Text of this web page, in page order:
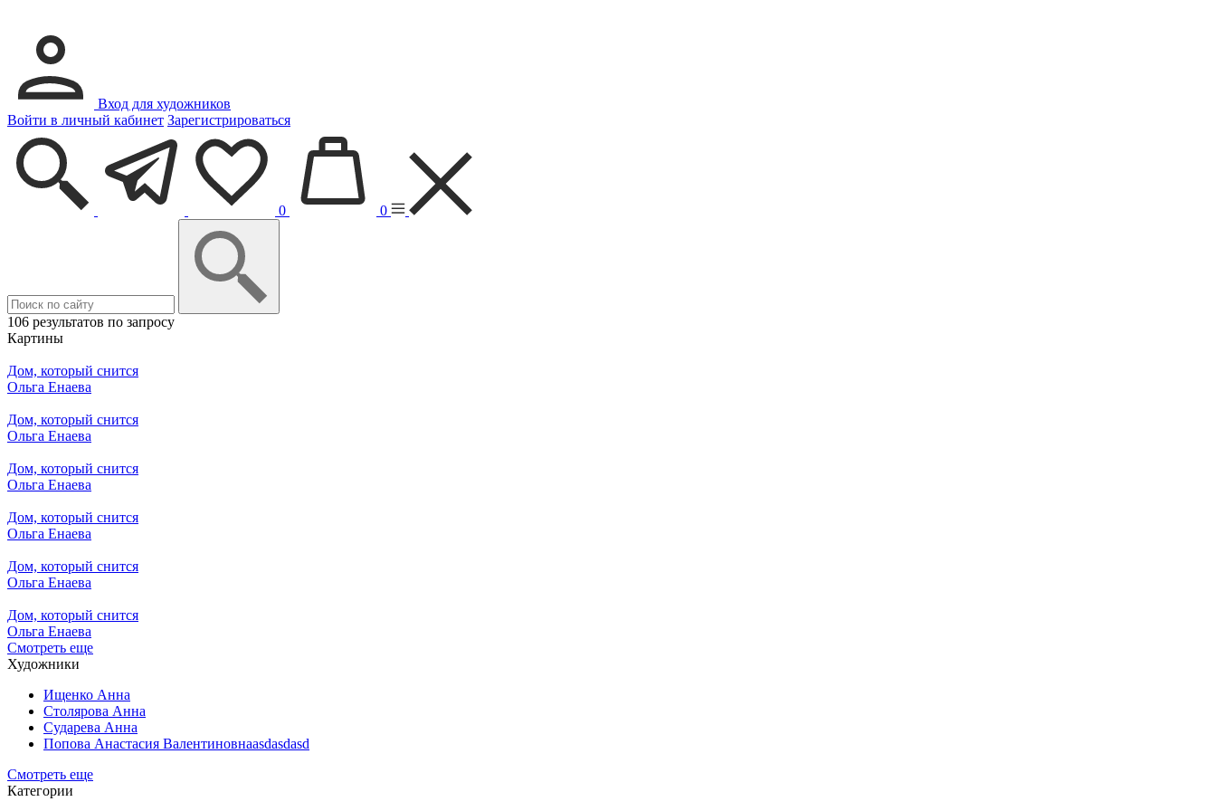
Вход для художников
Войти в личный кабинет Зарегистрироваться
0 0
106 результатов по запросу
Картины
Дом, который снится
Ольга Енаева
Дом, который снится
Ольга Енаева
Дом, который снится
Ольга Енаева
Дом, который снится
Ольга Енаева
Дом, который снится
Ольга Енаева
Дом, который снится
Ольга Енаева
Смотреть еще
Художники
Ищенко Анна
Столярова Анна
Сударева Анна
Попова Анастасия Валентиновнаasdasdasd
Смотреть еще
Категории